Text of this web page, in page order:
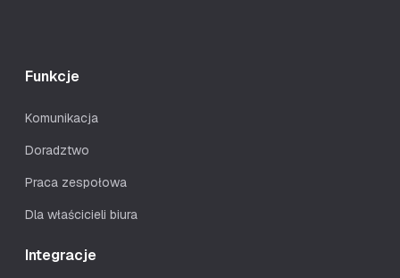
Funkcje
Komunikacja
Doradztwo
Praca zespołowa
Dla właścicieli biura
Integracje